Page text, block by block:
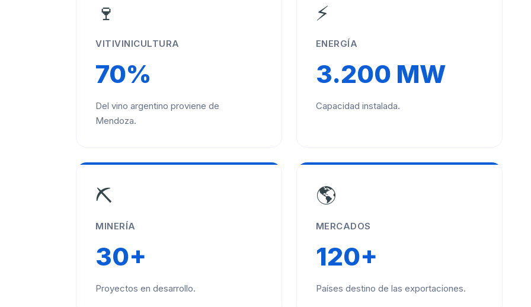
🍷
VITIVINICULTURA
70%
Del vino argentino proviene de
Mendoza.
⚡
ENERGÍA
3.200 MW
Capacidad instalada.
⛏️
MINERÍA
30+
Proyectos en desarrollo.
🌎
MERCADOS
120+
Países destino de las exportaciones.